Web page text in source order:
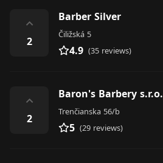
⌃
2
Barber Silver
Čiližská 5
4.9 (35 reviews)
⌃
2
Baron's Barbery s.r.o.
Trenčianska 56/b
5 (29 reviews)